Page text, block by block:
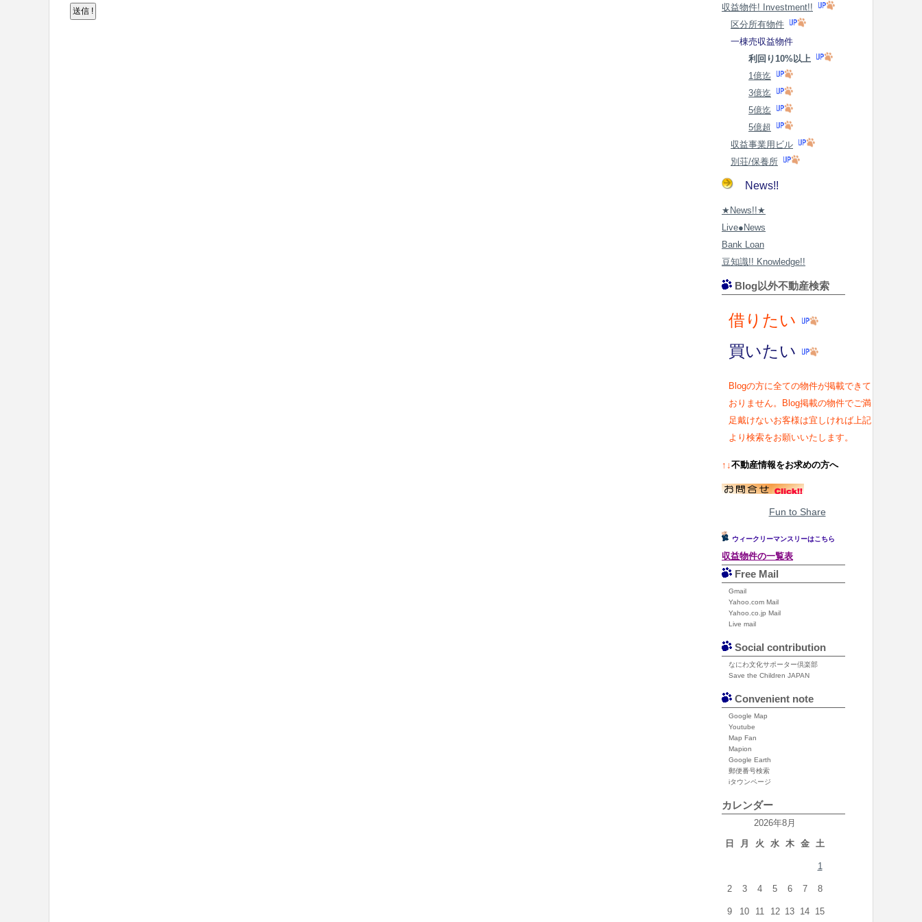
収益物件! Investment!!
区分所有物件
一棟売収益物件
利回り10%以上
1億迄
3億迄
5億迄
5億超
収益事業用ビル
別荘/保養所
News!!
★News!!★
Live●News
Bank Loan
豆知識!! Knowledge!!
Blog以外不動産検索
借りたい
買いたい
Blogの方に全ての物件が掲載できて
おりません。Blog掲載の物件でご満
足戴けないお客様は宜しければ上記
より検索をお願いいたします。
↑↓不動産情報をお求めの方へ
Fun to Share
ウィークリーマンスリーはこちら
収益物件の一覧表
Free Mail
Gmail
Yahoo.com Mail
Yahoo.co.jp Mail
Live mail
Social contribution
なにわ文化サポーター倶楽部
Save the Children JAPAN
Convenient note
Google Map
Youtube
Map Fan
Mapion
Google Earth
郵便番号検索
iタウンページ
カレンダー
2026年8月
日
月 火 水 木 金 土
1
2 3 4 5 6 7 8
9 10 11 12 13 14 15